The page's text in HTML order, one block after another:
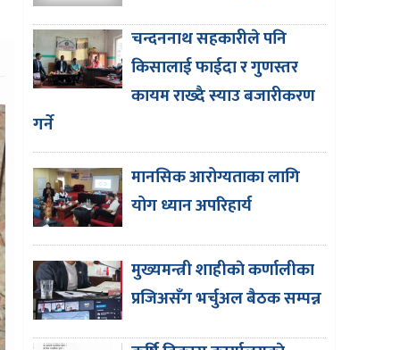
चन्दननाथ सहकारीले पनि
किसालाई फाईदा र गुणस्तर
कायम राख्दै स्याउ बजारीकरण
गर्ने
मानसिक आरोग्यताका लागि
योग ध्यान अपरिहार्य
मुख्यमन्त्री शाहीकाे कर्णालीका
प्रजिअसँग भर्चुअल बैठक सम्पन्न